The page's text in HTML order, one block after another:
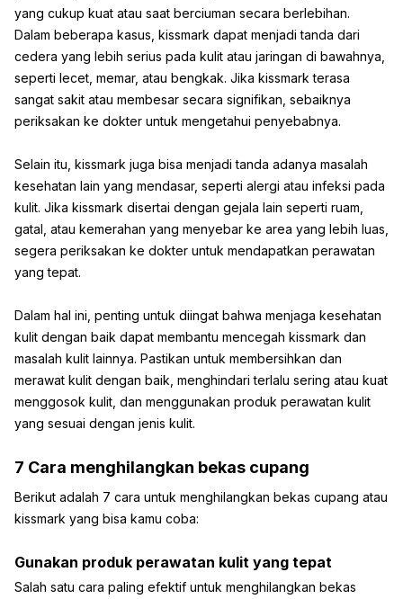
yang cukup kuat atau saat berciuman secara berlebihan.
Dalam beberapa kasus, kissmark dapat menjadi tanda dari
cedera yang lebih serius pada kulit atau jaringan di bawahnya,
seperti lecet, memar, atau bengkak. Jika kissmark terasa
sangat sakit atau membesar secara signifikan, sebaiknya
periksakan ke dokter untuk mengetahui penyebabnya.
Selain itu, kissmark juga bisa menjadi tanda adanya masalah
kesehatan lain yang mendasar, seperti alergi atau infeksi pada
kulit. Jika kissmark disertai dengan gejala lain seperti ruam,
gatal, atau kemerahan yang menyebar ke area yang lebih luas,
segera periksakan ke dokter untuk mendapatkan perawatan
yang tepat.
Dalam hal ini, penting untuk diingat bahwa menjaga kesehatan
kulit dengan baik dapat membantu mencegah kissmark dan
masalah kulit lainnya. Pastikan untuk membersihkan dan
merawat kulit dengan baik, menghindari terlalu sering atau kuat
menggosok kulit, dan menggunakan produk perawatan kulit
yang sesuai dengan jenis kulit.
7 Cara menghilangkan bekas cupang
Berikut adalah 7 cara untuk menghilangkan bekas cupang atau
kissmark yang bisa kamu coba:
Gunakan produk perawatan kulit yang tepat
Salah satu cara paling efektif untuk menghilangkan bekas